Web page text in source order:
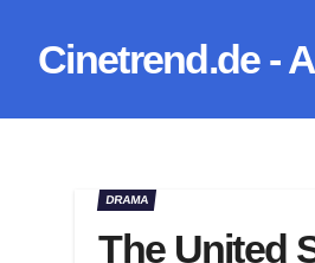
InhaltCinetrend.de -
DRAMA
The United